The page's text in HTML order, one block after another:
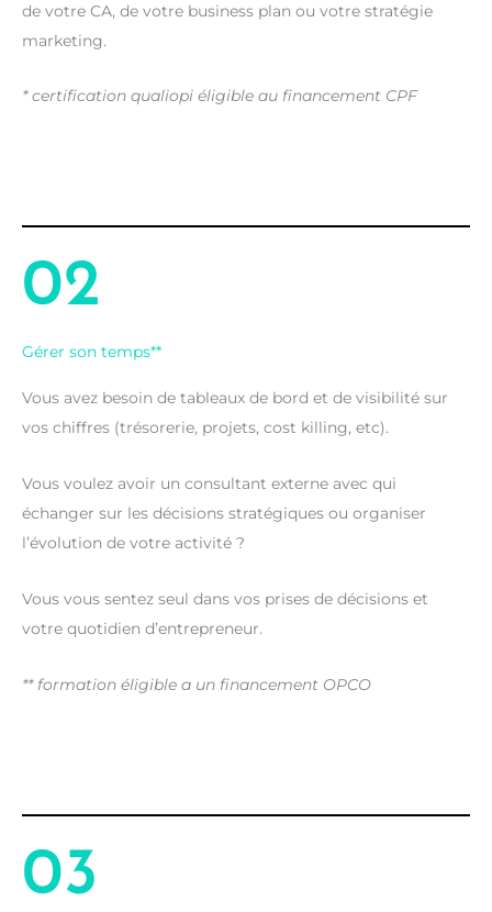
de votre CA, de votre business plan ou votre stratégie
marketing.
* certification qualiopi éligible au financement CPF
02
Gérer son temps**
Vous avez besoin de tableaux de bord et de visibilité sur
vos chiffres (trésorerie, projets, cost killing, etc).
Vous voulez avoir un consultant externe avec qui
échanger sur les décisions stratégiques ou organiser
l’évolution de votre activité ?
Vous vous sentez seul dans vos prises de décisions et
votre quotidien d’entrepreneur.
** formation éligible a un financement OPCO
03